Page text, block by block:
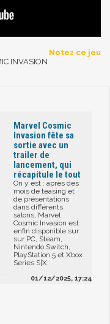
Notez ce jeu
INVASION
Marvel Cosmic
Invasion fête sa
sortie avec un
trailer de
lancement, qui
récapitule le tout
On y est : après des
mois de teasing et
de présentations
dans différents
salons, Marvel
Cosmic Invasion est
enfin disponible sur
sur PC, Steam,
Nintendo Switch,
PlayStation 5 et Xbox
Series S|X.
01/12/2025, 17:24